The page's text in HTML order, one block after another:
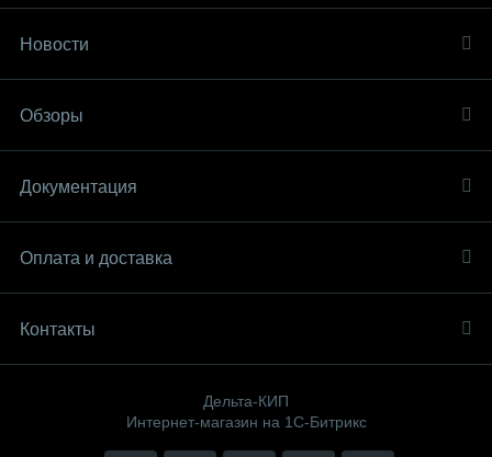
Новости
Обзоры
Документация
Оплата и доставка
Контакты
Дельта-КИП
Интернет-магазин на 1С-Битрикс